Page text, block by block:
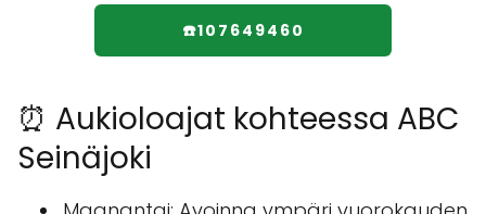
☎️107649460
⏰ Aukioloajat kohteessa ABC
Seinäjoki